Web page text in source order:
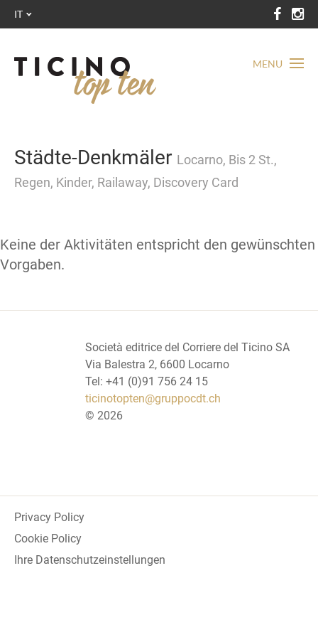
MENU
IT
Städte-Denkmäler Locarno, Bis 2 St.,
Regen, Kinder, Railaway, Discovery Card
Keine der Aktivitäten entspricht den gewünschten
Vorgaben.
Società editrice del Corriere del Ticino SA
Via Balestra 2, 6600 Locarno
Tel: +41 (0)91 756 24 15
ticinotopten@gruppocdt.ch
© 2026
Privacy Policy
Cookie Policy
Ihre Datenschutzeinstellungen